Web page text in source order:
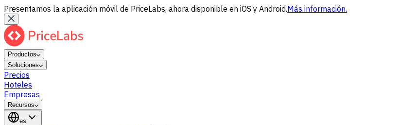
Presentamos la aplicación móvil de PriceLabs, ahora disponible en iOS y Android.Más información.
Productos
Soluciones
Precios
Hoteles
Empresas
Recursos
es